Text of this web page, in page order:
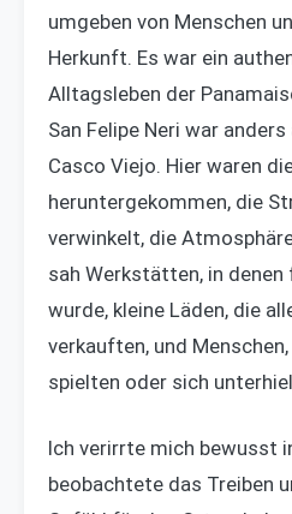
umgeben von Menschen
Herkunft. Es war ein
Alltagsleben der
San Felipe Neri war
Casco Viejo. Hier waren
heruntergekommen, die
verwinkelt, die
sah Werkstätten, in
wurde, kleine Läden, die
verkauften, und
spielten oder sich
Ich verirrte mich bewusst
beobachtete das Treiben